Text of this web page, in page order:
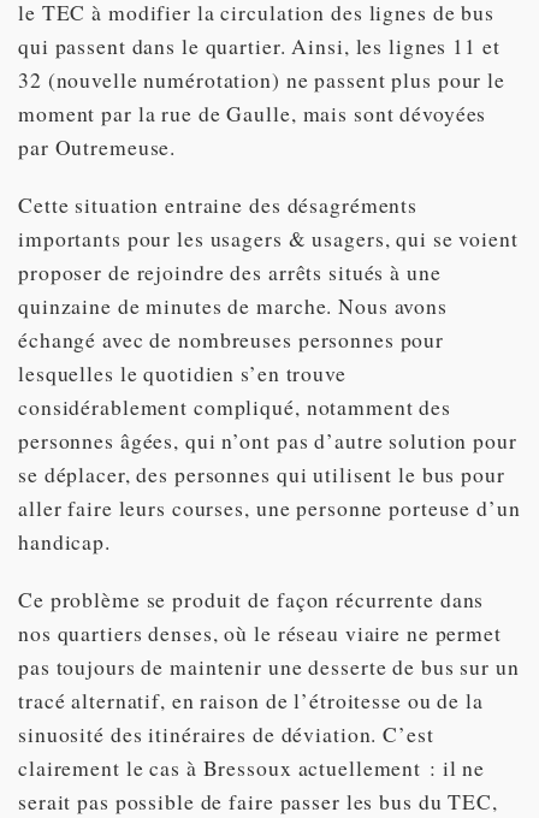
le TEC à modifier la circulation des lignes de bus
qui passent dans le quartier. Ainsi, les lignes 11 et
32 (nouvelle numérotation) ne passent plus pour le
moment par la rue de Gaulle, mais sont dévoyées
par Outremeuse.
Cette situation entraine des désagréments
importants pour les usagers & usagers, qui se voient
proposer de rejoindre des arrêts situés à une
quinzaine de minutes de marche. Nous avons
échangé avec de nombreuses personnes pour
lesquelles le quotidien s’en trouve
considérablement compliqué, notamment des
personnes âgées, qui n’ont pas d’autre solution pour
se déplacer, des personnes qui utilisent le bus pour
aller faire leurs courses, une personne porteuse d’un
handicap.
Ce problème se produit de façon récurrente dans
nos quartiers denses, où le réseau viaire ne permet
pas toujours de maintenir une desserte de bus sur un
tracé alternatif, en raison de l’étroitesse ou de la
sinuosité des itinéraires de déviation. C’est
clairement le cas à Bressoux actuellement : il ne
serait pas possible de faire passer les bus du TEC,